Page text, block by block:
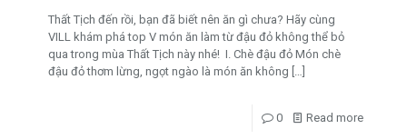
Thất Tịch đến rồi, bạn đã biết nên ăn gì chưa? Hãy cùng
VILL khám phá top V món ăn làm từ đậu đỏ không thể bỏ
qua trong mùa Thất Tịch này nhé! I. Chè đậu đỏ Món chè
đậu đỏ thơm lừng, ngọt ngào là món ăn không […]
0 Read more